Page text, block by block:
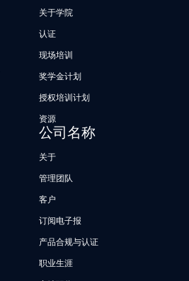
关于学院
认证
现场培训
奖学金计划
授权培训计划
资源
公司名称
关于
管理团队
客户
订阅电子报
产品合规与认证
职业生涯